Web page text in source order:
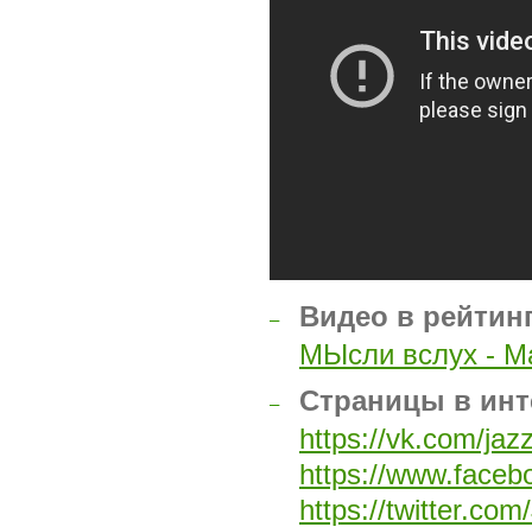
–
Видео в
МЫсли вслух -
–
Страницы в
https://vk.com/
https://
https://